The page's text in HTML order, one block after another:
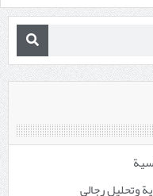
وتحليل رجالي